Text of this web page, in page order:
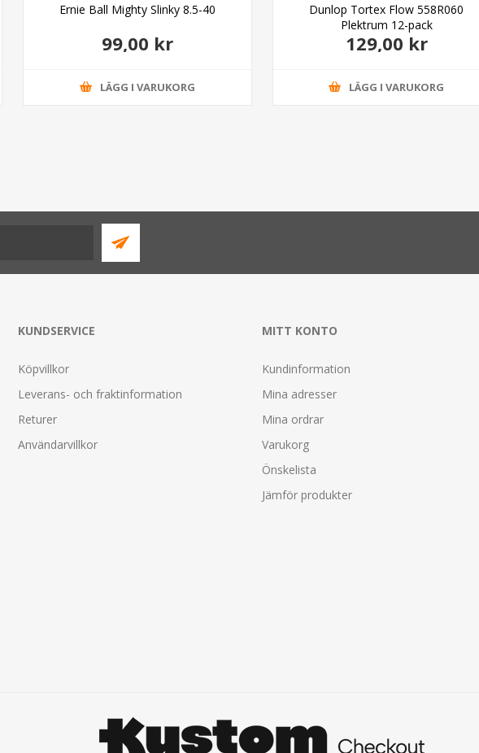
Ernie Ball Mighty Slinky 8.5-40
99,00 kr
LÄGG I VARUKORG
Dunlop Tortex Flow 558R060
Plektrum 12-pack
129,00 kr
LÄGG I VARUKORG
KUNDSERVICE
Köpvillkor
Leverans- och fraktinformation
Returer
Användarvillkor
MITT KONTO
Kundinformation
Mina adresser
Mina ordrar
Varukorg
Önskelista
Jämför produkter